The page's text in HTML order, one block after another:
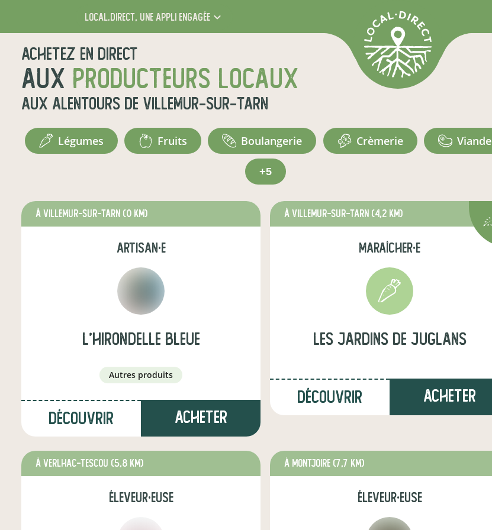
local.direct, une appli engagée
Achetez en direct
aux producteurs locaux
aux alentours de Villemur-sur-Tarn
légumes fruits boulangerie crèmerie viande
+5
à Villemur-sur-Tarn (0 km)
artisan·e
L'hirondelle Bleue
autres produits
Découvrir Acheter
à Villemur-sur-Tarn (4,2 km)
maraîcher·e
les jardins de juglans
Découvrir Acheter
à Verlhac-Tescou (5,8 km)
éleveur·euse
à Montjoire (7,7 km)
éleveur·euse